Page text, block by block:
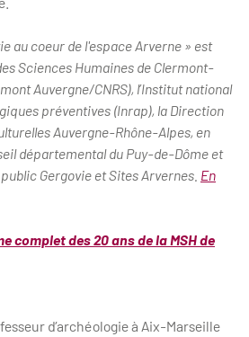
au coeur de l'espace Arverne » est
Sciences Humaines de Clermont-
Auvergne/CNRS), l’Institut national
préventives (Inrap), la Direction
Auvergne-Rhône-Alpes, en
départemental du Puy-de-Dôme et
Gergovie et Sites Arvernes. En
complet des 20 ans de la MSH de
d’archéologie à Aix-Marseille